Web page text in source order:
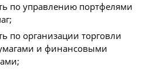
по управлению портфелями
по организации торговли
и финансовыми